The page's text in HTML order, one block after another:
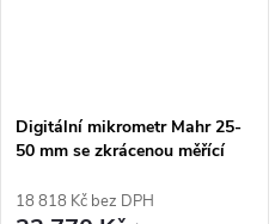
Digitální mikrometr Mahr 25-
50 mm se zkrácenou měřící
18 818 Kč bez DPH